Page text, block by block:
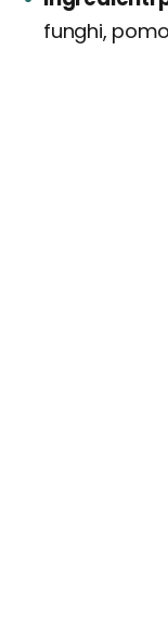
funghi,